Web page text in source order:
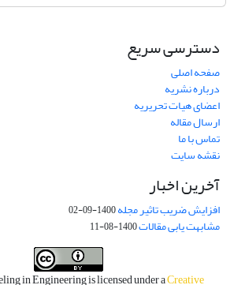
دسترسی سریع
صفحه اصلی
درباره نشریه
اعضای هیات تحریریه
ارسال مقاله
تماس با ما
نقشه سایت
آخرین اخبار
افزایش ضریب تاثیر مجله1400-09-02
مشابهت یابی مقالات1400-08-11
in Engineering is licensed under aCreative